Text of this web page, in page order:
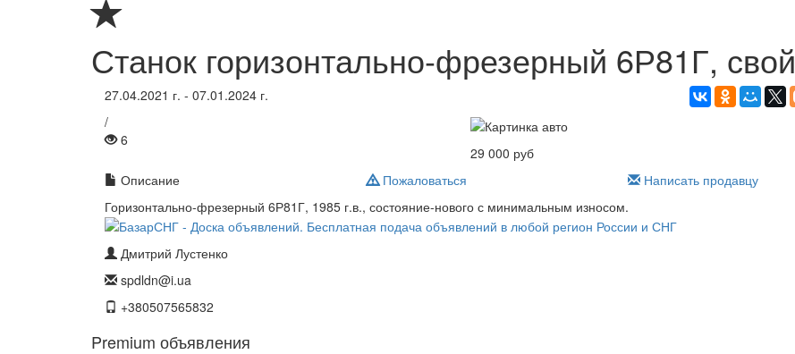
Станок горизонтально-фрезерный 6Р81Г, свой
27.04.2021 г. - 07.01.2024 г.
/
6
29 000 руб
Описание
Пожаловаться Написать продавцу
Горизонтально-фрезерный 6Р81Г, 1985 г.в., состояние-нового с минимальным износом.
Дмитрий Лустенко
spdldn@i.ua
+380507565832
Premium объявления